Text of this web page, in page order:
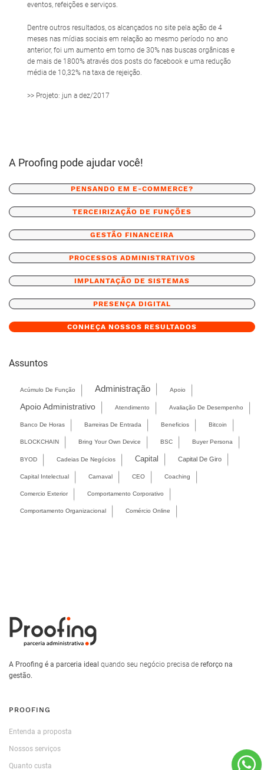
eventos, refeições e serviços.
Dentre outros resultados, os alcançados no site pela ação de 4
meses nas mídias sociais em relação ao mesmo período no ano
anterior, foi um aumento em torno de 30% nas buscas orgânicas e
de mais de 1800% através dos posts do facebook e uma redução
média de 10,32% na taxa de rejeição.
>> Projeto: jun a dez/2017
A Proofing pode ajudar você!
PENSANDO EM E-COMMERCE?
TERCEIRIZAÇÃO DE FUNÇÕES
GESTÃO FINANCEIRA
PROCESSOS ADMINISTRATIVOS
IMPLANTAÇÃO DE SISTEMAS
PRESENÇA DIGITAL
CONHEÇA NOSSOS RESULTADOS
Assuntos
Acúmulo De Função Administração Apoio
Apoio Administrativo Atendimento Avaliação De Desempenho
Banco De Horas Barreiras De Entrada Beneficios Bitcoin
BLOCKCHAIN Bring Your Own Device BSC Buyer Persona
BYOD Cadeias De Negócios Capital Capital De Giro
Capital Intelectual Carnaval CEO Coaching
Comercio Exterior Comportamento Corporativo
Comportamento Organizacional Comércio Online
A Proofing é a parceria ideal quando seu negócio precisa de reforço na
gestão.
PROOFING
Entenda a proposta
Nossos serviços
Quanto custa